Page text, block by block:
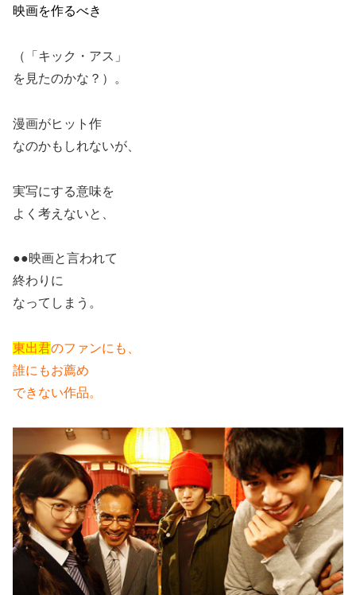
映画を作るべき
（「キック・アス」
を見たのかな？）。
漫画がヒット作
なのかもしれないが、
実写にする意味を
よく考えないと、
●●映画と言われて
終わりに
なってしまう。
東出君のファンにも、
誰にもお薦め
できない作品。